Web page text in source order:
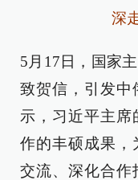
深
5月17日，国家
致贺信，引发中
示，习近平主席
作的丰硕成果，
交流、深化合作